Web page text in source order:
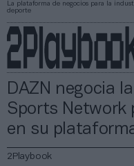
La plataforma de negocios para la
deporte
DAZN negocia
Sports Network
en su
2Playbook